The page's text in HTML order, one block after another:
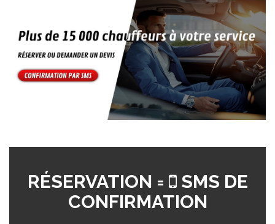
RÉSERVATION =
SMS DE
CONFIRMATION